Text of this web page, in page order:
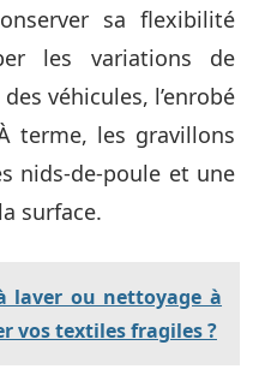
sa flexibilité
les variations de
véhicules, l’enrobé
terme, les gravillons
nids-de-poule et une
surface.
laver ou nettoyage à
vos textiles fragiles ?